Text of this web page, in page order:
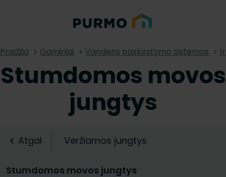
Pradžia Gaminiai Vandens paskirstymo sistemos
Stumdomos movos
jungtys
Atgal Veržiamos jungtys
Stumdomos movos jungtys